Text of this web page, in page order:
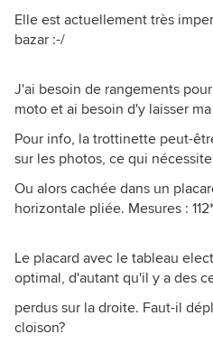
Elle est actuellement très
bazar :-/
J'ai besoin de rangements
moto et ai besoin d'y laisser
Pour info, la trottinette peut-
sur les photos, ce qui
Ou alors cachée dans un
horizontale pliée. Mesures :
Le placard avec le tableau
optimal, d'autant qu'il y a des
perdus sur la droite. Faut-il
cloison?